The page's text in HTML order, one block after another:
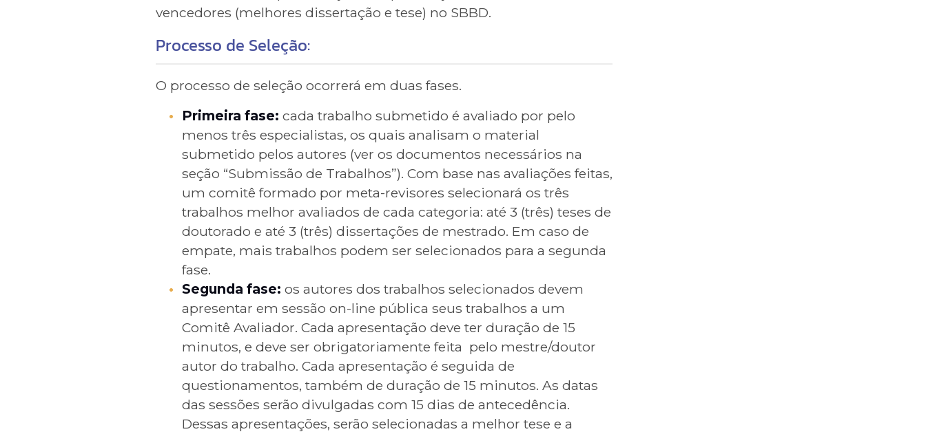
vencedores (melhores dissertação e tese) no SBBD.
Processo de Seleção:
O processo de seleção ocorrerá em duas fases.
Primeira fase: cada trabalho submetido é avaliado por pelo
menos três especialistas, os quais analisam o material
submetido pelos autores (ver os documentos necessários na
seção “Submissão de Trabalhos”). Com base nas avaliações feitas,
um comitê formado por meta-revisores selecionará os três
trabalhos melhor avaliados de cada categoria: até 3 (três) teses de
doutorado e até 3 (três) dissertações de mestrado. Em caso de
empate, mais trabalhos podem ser selecionados para a segunda
fase.
Segunda fase: os autores dos trabalhos selecionados devem
apresentar em sessão on-line pública seus trabalhos a um
Comitê Avaliador. Cada apresentação deve ter duração de 15
minutos, e deve ser obrigatoriamente feita pelo mestre/doutor
autor do trabalho. Cada apresentação é seguida de
questionamentos, também de duração de 15 minutos. As datas
das sessões serão divulgadas com 15 dias de antecedência.
Dessas apresentações, serão selecionadas a melhor tese e a